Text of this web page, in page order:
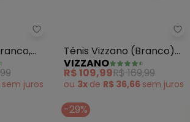
Vizzano - Tênis Vizzano
sem juros
Tênis Vizzano (Branco)
Pem Sintético
VIZZANO
R$ 109,99R$ 169,99
ou 3x de R$ 36,66 sem juros
-29%